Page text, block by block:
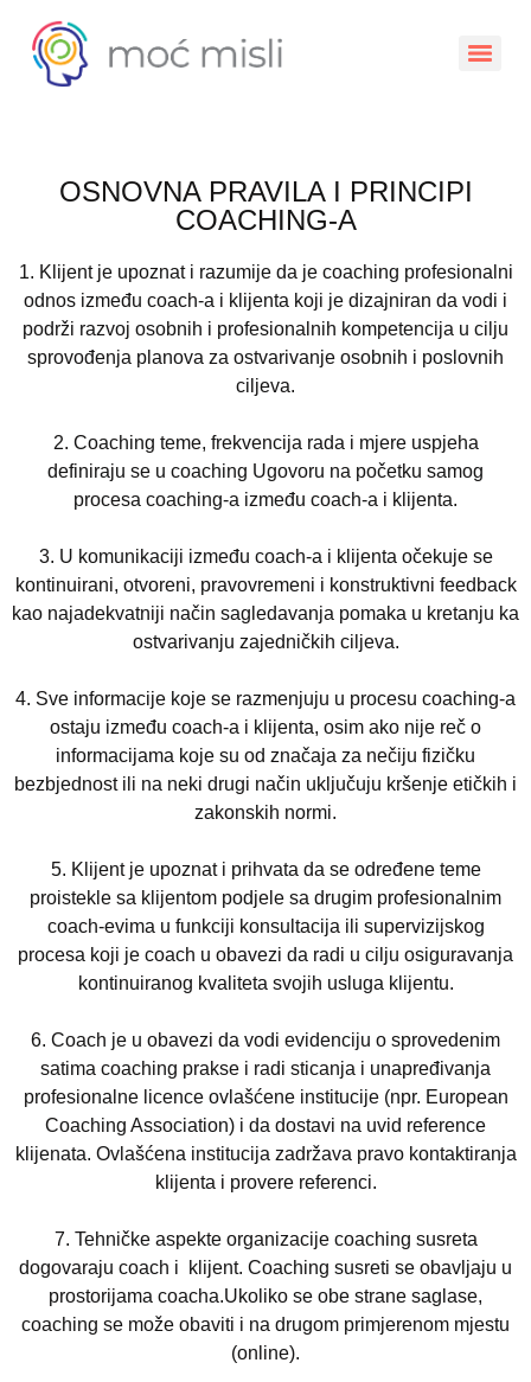
OSNOVNA PRAVILA I PRINCIPI
COACHING-A
1. Klijent je upoznat i razumije da je coaching profesionalni
odnos između coach-a i klijenta koji je dizajniran da vodi i
podrži razvoj osobnih i profesionalnih kompetencija u cilju
sprovođenja planova za ostvarivanje osobnih i poslovnih
ciljeva.
2. Coaching teme, frekvencija rada i mjere uspjeha
definiraju se u coaching Ugovoru na pocetku samog
procesa coaching-a između coach-a i klijenta.
3. U komunikaciji između coach-a i klijenta ocekuje se
kontinuirani, otvoreni, pravovremeni i konstruktivni feedback
kao najadekvatniji nacin sagledavanja pomaka u kretanju ka
ostvarivanju zajednickih ciljeva.
4. Sve informacije koje se razmenjuju u procesu coaching-a
ostaju između coach-a i klijenta, osim ako nije rec o
informacijama koje su od znacaja za neciju fizicku
bezbjednost ili na neki drugi nacin ukljucuju kršenje etickih i
zakonskih normi.
5. Klijent je upoznat i prihvata da se određene teme
proistekle sa klijentom podjele sa drugim profesionalnim
coach-evima u funkciji konsultacija ili supervizijskog
procesa koji je coach u obavezi da radi u cilju osiguravanja
kontinuiranog kvaliteta svojih usluga klijentu.
6. Coach je u obavezi da vodi evidenciju o sprovedenim
satima coaching prakse i radi sticanja i unapređivanja
profesionalne licence ovlašcene institucije (npr. European
Coaching Association) i da dostavi na uvid reference
klijenata. Ovlašcena institucija zadržava pravo kontaktiranja
klijenta i provere referenci.
7. Tehnicke aspekte organizacije coaching susreta
dogovaraju coach i klijent. Coaching susreti se obavljaju u
prostorijama coacha.Ukoliko se obe strane saglase,
coaching se može obaviti i na drugom primjerenom mjestu
(online).